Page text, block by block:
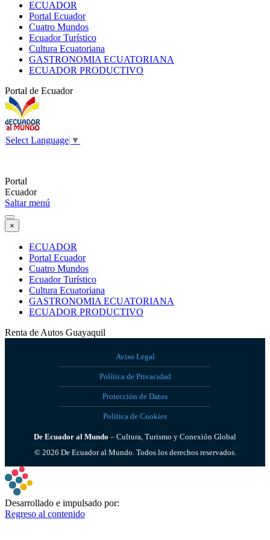
ECUADOR
Portal Ecuador
Cuatro Mundos
Ecuador Turístico
Cultura Ecuatoriana
GASTRONOMIA ECUATORIANA
ECUADOR PRODUCTIVO
Portal de Ecuador
Select Language ▼
Portal
Ecuador
Saltar menú
×
ECUADOR
Portal Ecuador
Cuatro Mundos
Ecuador Turístico
Cultura Ecuatoriana
GASTRONOMIA ECUATORIANA
ECUADOR PRODUCTIVO
Renta de Autos Guayaquil
Aviso Legal
Política de Privacidad
Protección de Datos
Política de Cookies
De Ecuador al Mundo – Cultura, Turismo y Conexión Global
© 2026 De Ecuador al Mundo. Todos los derechos reservados.
Desarrollado e impulsado por:
Regreso al contenido